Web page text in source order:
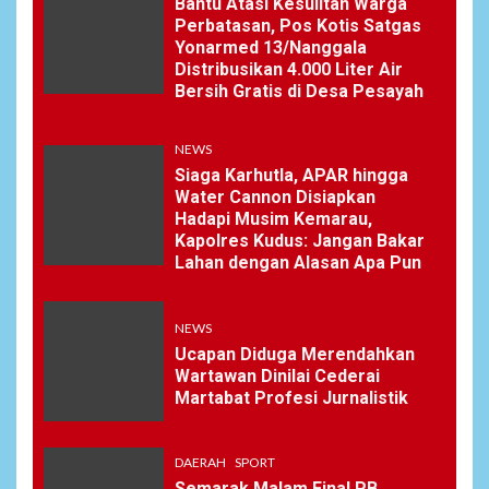
Andra Soni Diminta
Ngomong
Keberhasilan Koperasi
Merah Putih Jadi Kunci
Tegaknya Pasal 33 UUD
1945 dan Program Strategis
Prabowo
Istri AKP Padlun Alfitri Minta
Perlindungan Hukum,
Ungkap Dugaan Pemerasan
oleh Oknum Unit Ekonomi
NEWS
Perbatasan, Pos Kotis Satgas
Yonarmed 13/Nanggala
Distribusikan 4.000 Liter Air
Bersih Gratis di Desa Pesayah
NEWS
Siaga Karhutla, APAR hingga
Water Cannon Disiapkan
Hadapi Musim Kemarau,
Kapolres Kudus: Jangan Bakar
Lahan dengan Alasan Apa Pun
NEWS
Ucapan Diduga Merendahkan
Wartawan Dinilai Cederai
Martabat Profesi Jurnalistik
DAERAH SPORT